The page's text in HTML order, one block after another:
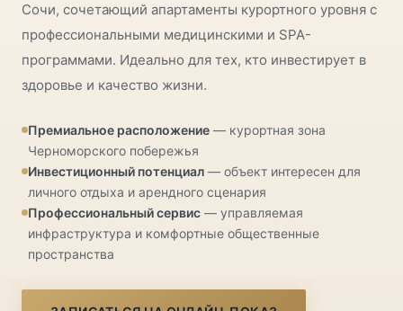
Сочи, сочетающий апартаменты курортного уровня с
профессиональными медицинскими и SPA-
программами. Идеально для тех, кто инвестирует в
здоровье и качество жизни.
Премиальное расположение — курортная зона
Черноморского побережья
Инвестиционный потенциал — объект интересен для
личного отдыха и арендного сценария
Профессиональный сервис — управляемая
инфраструктура и комфортные общественные
пространства